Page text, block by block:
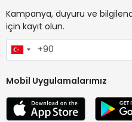
Kampanya, duyuru ve
için kayıt olun.
Mobil Uygulamalarımız